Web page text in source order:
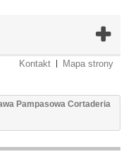
Kontakt Mapa strony
Pampasowa Cortaderia